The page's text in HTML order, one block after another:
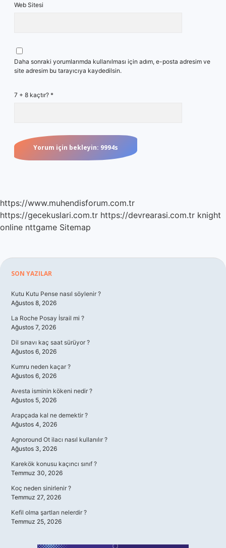
Web Sitesi
Daha sonraki yorumlarımda kullanılması için adım, e-posta adresim ve
site adresim bu tarayıcıya kaydedilsin.
7 + 8 kaçtır? *
https://www.muhendisforum.com.tr
https://gecekuslari.com.tr https://devrearasi.com.tr knight
online nttgame Sitemap
Sidebar
SON YAZILAR
Kutu Kutu Pense nasıl söylenir ?
Ağustos 8, 2026
La Roche Posay İsrail mi ?
Ağustos 7, 2026
Dil sınavı kaç saat sürüyor ?
Ağustos 6, 2026
Kumru neden kaçar ?
Ağustos 6, 2026
Avesta isminin kökeni nedir ?
Ağustos 5, 2026
Arapçada kal ne demektir ?
Ağustos 4, 2026
Agnoround Ot ilacı nasıl kullanılır ?
Ağustos 3, 2026
Karekök konusu kaçıncı sınıf ?
Temmuz 30, 2026
Koç neden sinirlenir ?
Temmuz 27, 2026
Kefil olma şartları nelerdir ?
Temmuz 25, 2026